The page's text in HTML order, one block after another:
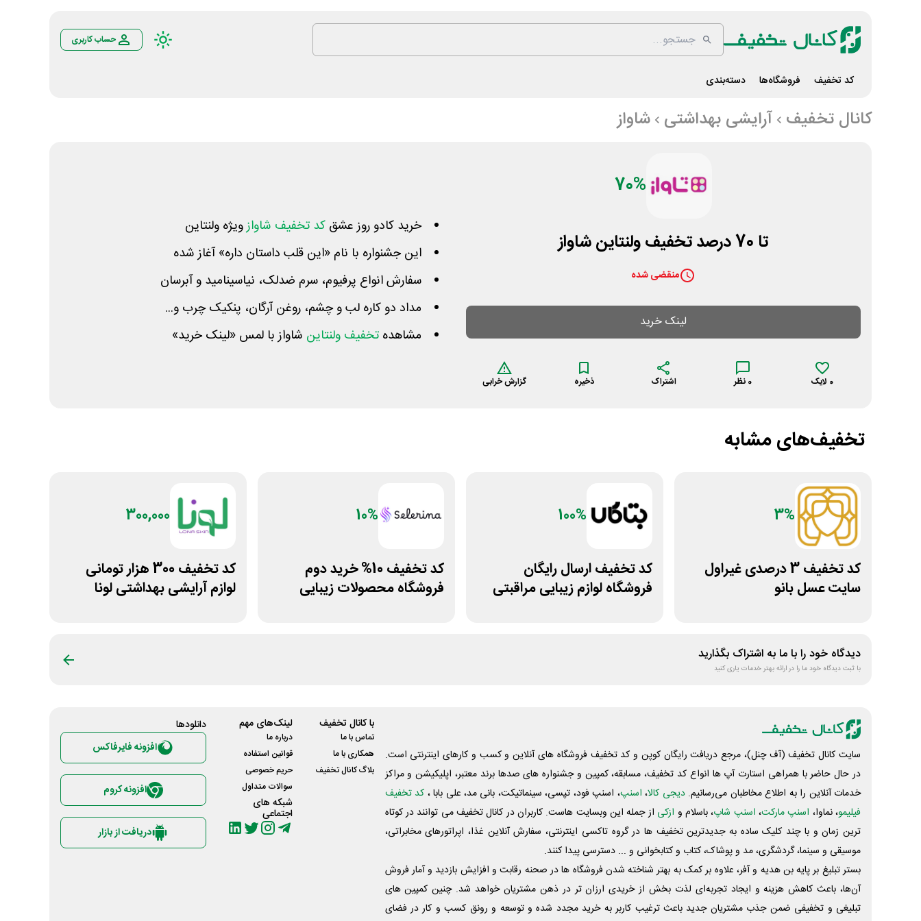
حساب کاربری
کد تخفیف فروشگاه‌ها دسته‌بندی
کانال تخفیف آرایشی بهداشتی شاواز
70%
تا 70 درصد تخفیف ولنتاین شاواز
منقضی شده
لینک خرید
0 لایک 0 نظر اشتراک ذخیره گزارش خرابی
خرید کادو روز عشق کد تخفیف شاوازویژه ولنتاین
این جشنواره با نام «این قلب داستان داره» آغاز شده
سفارش انواع پرفیوم، سرم ضدلک، نیاسینامید و آبرسان
مداد دو کاره لب و چشم، روغن آرگان، پنکیک چرب و...
مشاهده تخفیف ولنتاین شاواز با لمس «لینک خرید»
تخفیف‌های مشابه
3%
کد تخفیف 3 درصدی غیراول
سایت عسل بانو
100%
کد تخفیف ارسال رایگان
فروشگاه لوازم زیبایی مراقبتی
10%
کد تخفیف 10% خرید دوم
فروشگاه محصولات زیبایی
300,000
کد تخفیف 300 هزار تومانی
لوازم آرایشی بهداشتی لونا
دیدگاه خود را با ما به اشتراک بگذارید
با ثبت دیدگاه خود ما را در ارائه بهتر خدمات یاری کنید
سایت کانال تخفیف (آف چنل)، مرجع دریافت رایگان کوپن و کد تخفیف فروشگاه های آنلاین و کسب و‌ کارهای اینترنتی است.
در حال حاضر با همراهی استارت آپ ها انواع کد تخفیف، مسابقه، کمپین و جشنواره های صدها برند معتبر، اپلیکیشن و مراکز
خدمات آنلاین را به اطلاع مخاطبان می‌رسانیم. دیجی کالا، اسنپ، اسنپ فود، تپسی، سینماتیکت، بانی مد، علی‌ بابا ، کد تخفیف
فیلیمو، نماوا، اسنپ مارکت، اسنپ شاپ، باسلام و ازکی از جمله این وبسایت ‌هاست. کاربران در کانال تخفیف می توانند در کوتاه
ترین زمان و با چند کلیک ساده به جدیدترین تخفیف ها در گروه تاکسی اینترنتی، سفارش آنلاین غذا، اپراتورهای مخابراتی،
موسیقی و سینما، گردشگری، مد و پوشاک، کتاب و کتابخوانی و ... دسترسی پیدا کنند.
بستر تبلیغ بر پایه بن هدیه و آفر، علاوه بر کمک به بهتر شناخته شدن فروشگاه ها در صحنه رقابت و افزایش بازدید و آمار فروش
آن‌ها، باعث کاهش هزینه و ایجاد تجربه‌ای لذت بخش از خریدی ارزان تر در ذهن مشتریان خواهد شد. چنین کمپین های
تبلیغی و تخفیفی ضمن جذب مشتریان جدید باعث ترغیب کاربر به خرید مجدد شده و توسعه و رونق کسب و کار در فضای
با کانال تخفیف
تماس با ما
همکاری با ما
بلاگ کانال تخفیف
لینک‌های مهم
درباره ما
قوانین استفاده
حریم خصوصی
سوالات متداول
شبکه های
اجتماعی
دانلود‌ها
افزونه فایرفاکس
افزونه کروم
دریافت از بازار